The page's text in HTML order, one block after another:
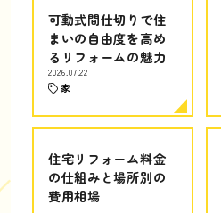
可動式間仕切りで住
まいの自由度を高め
るリフォームの魅力
2026.07.22
家
住宅リフォーム料金
の仕組みと場所別の
費用相場